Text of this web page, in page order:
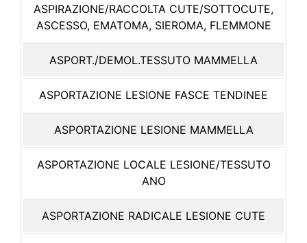
ASPIRAZIONE/RACCOLTA CUTE/SOTTOCUTE,
ASCESSO, EMATOMA, SIEROMA, FLEMMONE
ASPORT./DEMOL.TESSUTO MAMMELLA
ASPORTAZIONE LESIONE FASCE TENDINEE
ASPORTAZIONE LESIONE MAMMELLA
ASPORTAZIONE LOCALE LESIONE/TESSUTO
ANO
ASPORTAZIONE RADICALE LESIONE CUTE